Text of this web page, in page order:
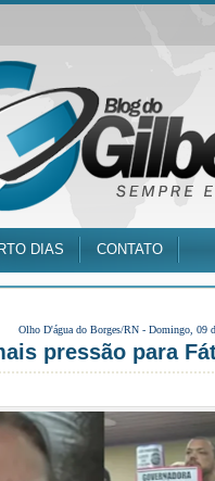
DIAS CONTATO
Olho D'água do Borges/RN - Domingo, 09
pressão para